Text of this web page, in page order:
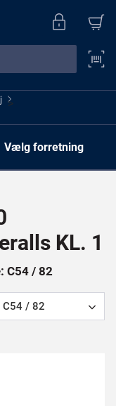
>
Vælg forretning
KL. 1
C54 / 82
C54 / 82